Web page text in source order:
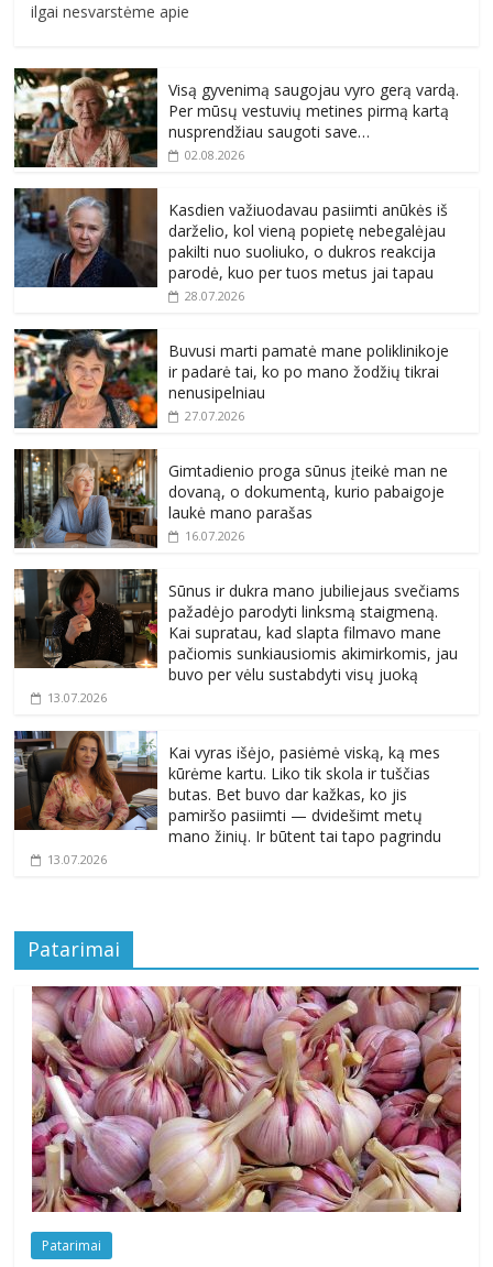
ilgai nesvarstėme apie
Visą gyvenimą saugojau vyro gerą vardą.
Per mūsų vestuvių metines pirmą kartą
nusprendžiau saugoti save…
02.08.2026
Kasdien važiuodavau pasiimti anūkės iš
darželio, kol vieną popietę nebegalėjau
pakilti nuo suoliuko, o dukros reakcija
parodė, kuo per tuos metus jai tapau
28.07.2026
Buvusi marti pamatė mane poliklinikoje
ir padarė tai, ko po mano žodžių tikrai
nenusipelniau
27.07.2026
Gimtadienio proga sūnus įteikė man ne
dovaną, o dokumentą, kurio pabaigoje
laukė mano parašas
16.07.2026
Sūnus ir dukra mano jubiliejaus svečiams
pažadėjo parodyti linksmą staigmeną.
Kai supratau, kad slapta filmavo mane
pačiomis sunkiausiomis akimirkomis, jau
buvo per vėlu sustabdyti visų juoką
13.07.2026
Kai vyras išėjo, pasiėmė viską, ką mes
kūrėme kartu. Liko tik skola ir tuščias
butas. Bet buvo dar kažkas, ko jis
pamiršo pasiimti — dvidešimt metų
mano žinių. Ir būtent tai tapo pagrindu
13.07.2026
Patarimai
Patarimai